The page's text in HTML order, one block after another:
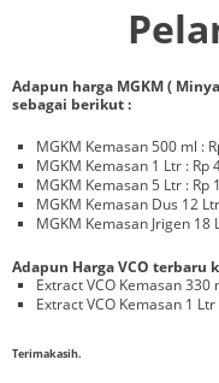
Adapun harga MGKM (
sebagai berikut :
MGKM Kemasan 500 ml :
MGKM Kemasan 1 Ltr : Rp
MGKM Kemasan 5 Ltr : Rp
MGKM Kemasan Dus 12
MGKM Kemasan Jrigen 18
Adapun Harga VCO terbaru
Extract VCO Kemasan 330
Extract VCO Kemasan 1
Terimakasih.